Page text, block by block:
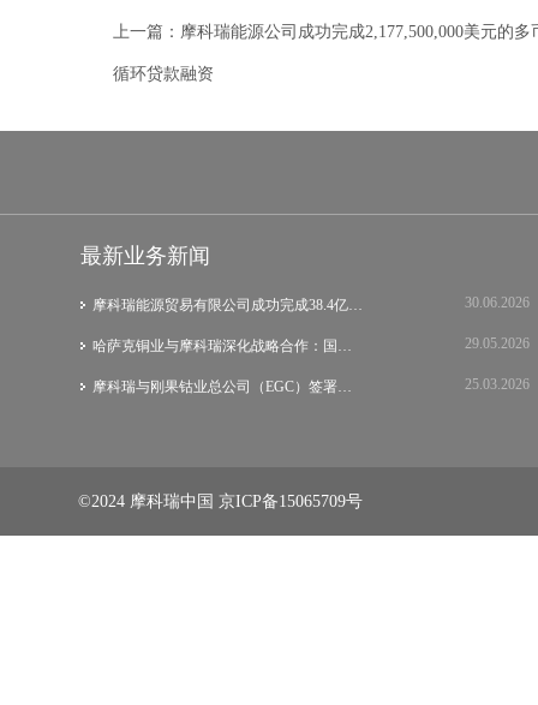
上一篇： 摩科瑞能源公司成功完成2,177,500,000美元的多
循环贷款融资
最新业务新闻
摩科瑞能源贸易有限公司成功完成38.4亿美元… 30.06.2026
哈萨克铜业与摩科瑞深化战略合作：国际集团… 29.05.2026
摩科瑞与刚果钴业总公司（EGC）签署战略谅… 25.03.2026
©2024 摩科瑞中国 京ICP备15065709号